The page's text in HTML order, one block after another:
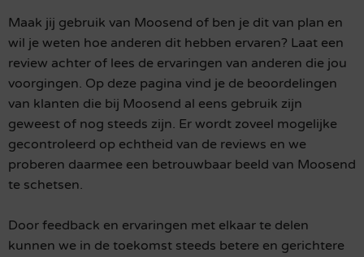
Maak jij gebruik van Moosend of ben je dit van plan en
wil je weten hoe anderen dit hebben ervaren? Laat een
review achter of lees de ervaringen van anderen die jou
voorgingen. Op deze pagina vind je de beoordelingen
van klanten die bij Moosend al eens gebruik zijn
geweest of nog steeds zijn. Er wordt zoveel mogelijke
gecontroleerd op echtheid van de reviews en we
proberen daarmee een betrouwbaar beeld van Moosend
te schetsen.
Door feedback en ervaringen met elkaar te delen
kunnen we in de toekomst steeds betere en gerichtere